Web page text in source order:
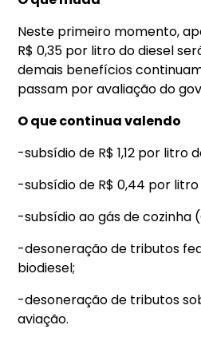
Neste primeiro momento,
R$ 0,35 por litro do diesel
demais benefícios
passam por avaliação do
O que continua valendo
-subsídio de R$ 1,12 por litro
-subsídio de R$ 0,44 por litro
-subsídio ao gás de cozinha
-desoneração de tributos
biodiesel;
-desoneração de tributos
aviação.